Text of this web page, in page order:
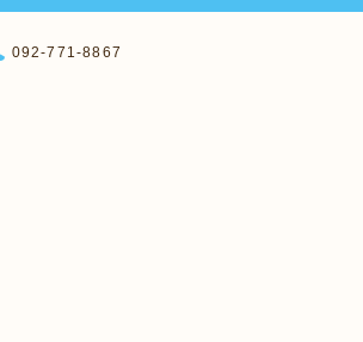
092-771-8867